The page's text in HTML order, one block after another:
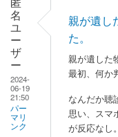
匿
名
ユ
ー
ザ
ー
2024-
06-19
21:50
パー
マリ
ンク
親が遺し
た。
親が遺した
最初、何か
なんだか聴
思い、スマ
が反応なし。